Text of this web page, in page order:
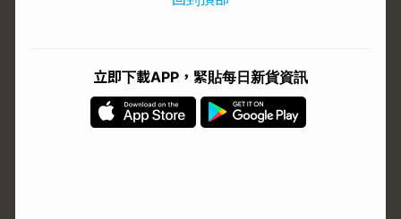
立即下載APP，緊貼每日新貨資訊